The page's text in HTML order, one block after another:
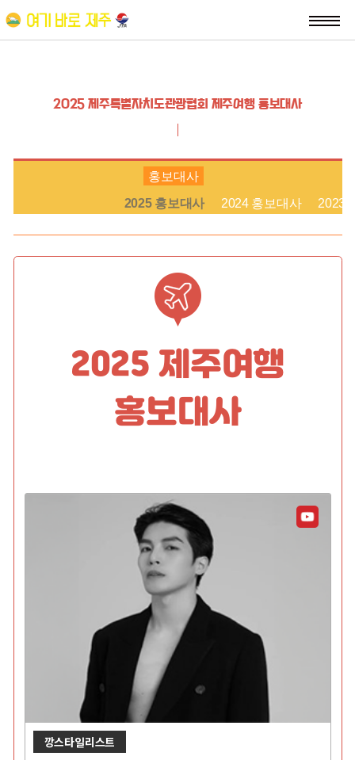
2025 제주특별자치도관광협회 제주여행 홍보대사
홍보대사
2025 홍보대사 2024 홍보대사 2023
2025 제주여행
홍보대사
깡스타일리스트